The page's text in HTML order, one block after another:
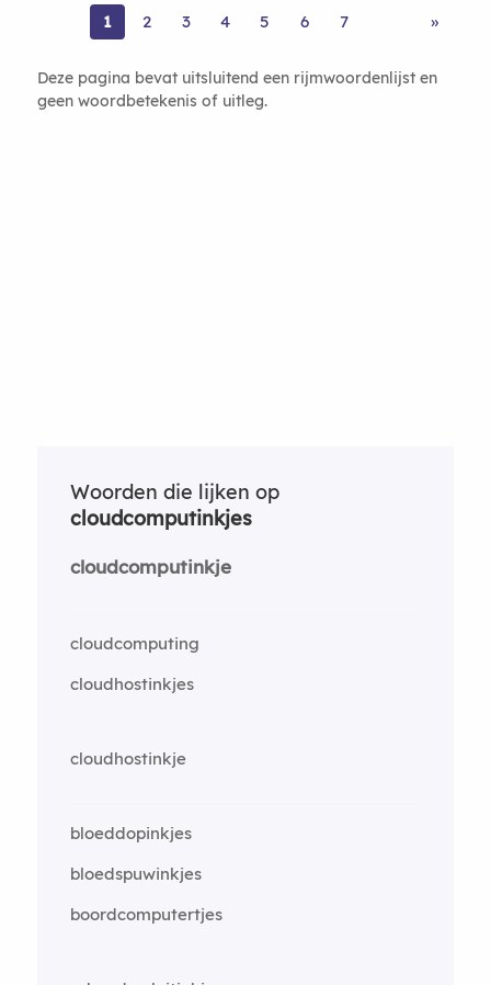
1 2 3 4 5 6 7 »
Deze pagina bevat uitsluitend een rijmwoordenlijst en
geen woordbetekenis of uitleg.
Woorden die lijken op
cloudcomputinkjes
cloudcomputinkje
cloudcomputing
cloudhostinkjes
cloudhostinkje
bloeddopinkjes
bloedspuwinkjes
boordcomputertjes